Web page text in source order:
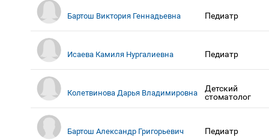
Бартош Виктория Геннадьевна Педиатр
Исаева Камиля Нургалиевна Педиатр
Колетвинова Дарья Владимировна
Детский
стоматолог
Бартош Александр Григорьевич Педиатр